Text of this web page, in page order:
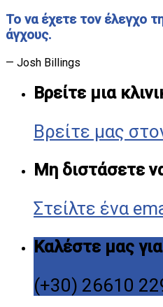
Το να έχετε τον έλεγχο
άγχους.
— Josh Billings
Βρείτε μια
Βρείτε μας
Μη διστάσετε
Στείλτε ένα
Καλέστε μας
(+30) 26610